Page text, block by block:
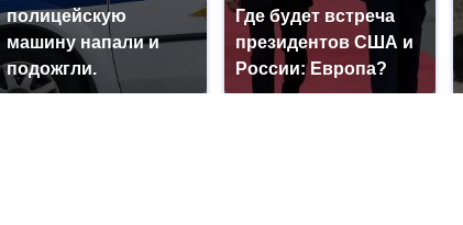
полицейскую
машину напали и
подожгли.
Где будет встреча
президентов США и
России: Европа?